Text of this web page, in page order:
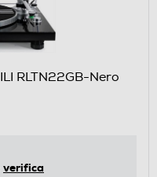
RLTN22GB-Nero
verifica